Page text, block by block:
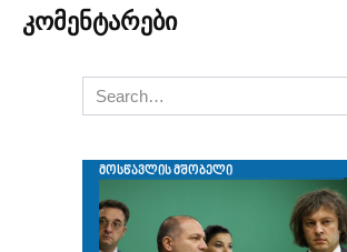
კომენტარები
Search
for: